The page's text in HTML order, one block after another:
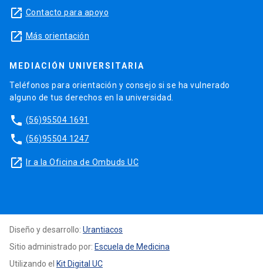
launch Contacto para apoyo
launch Más orientación
MEDIACIÓN UNIVERSITARIA
Teléfonos para orientación y consejo si se ha vulnerado
alguno de tus derechos en la universidad.
phone (56)95504 1691
phone (56)95504 1247
launch Ir a la Oficina de Ombuds UC
Diseño y desarrollo: Urantiacos
Sitio administrado por: Escuela de Medicina
Utilizando el Kit Digital UC